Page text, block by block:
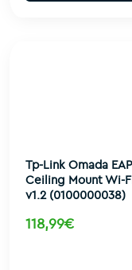
Tp-Link Omada
Ceiling Mount Wi-
v1.2 (0100000038)
118,99€